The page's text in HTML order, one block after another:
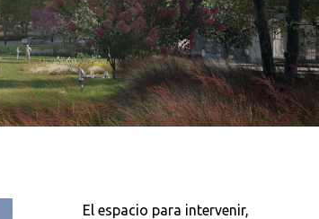
El espacio para intervenir,